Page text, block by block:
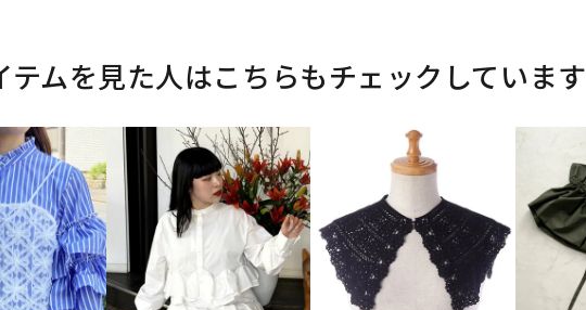
テムを見た人はこちらもチェックしています